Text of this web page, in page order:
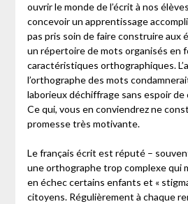
ouvrir le monde de l’écrit à nos
concevoir un apprentissage accompli
pas pris soin de faire construire aux
un répertoire de mots organisés en
caractéristiques orthographiques.
l’orthographe des mots
laborieux déchiffrage sans espoir
Ce qui, vous en conviendrez ne
promesse très motivante.
Le français écrit est réputé –
une orthographe trop complexe qui
en échec certains enfants et «
citoyens. Régulièrement à chaque